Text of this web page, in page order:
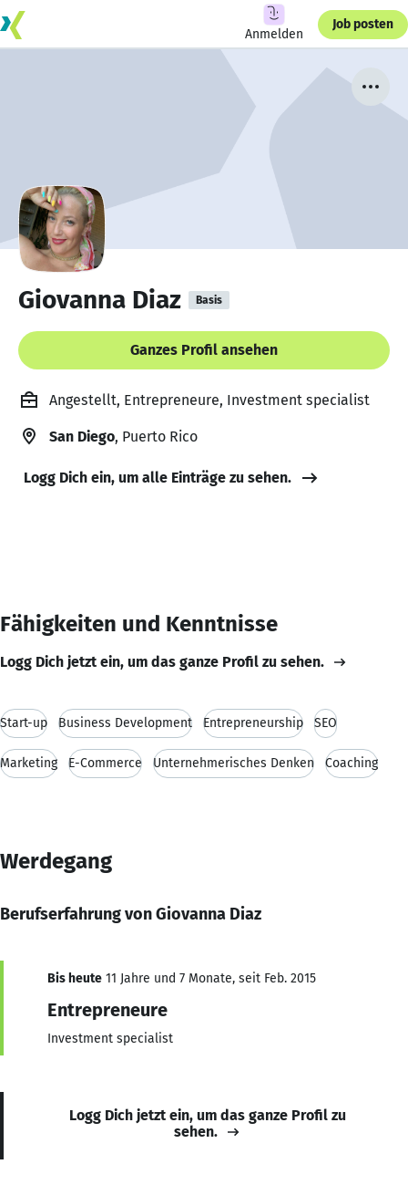
Anmelden
Job posten
Giovanna Diaz Basis
Ganzes Profil ansehen
Angestellt, Entrepreneure, Investment specialist
San Diego, Puerto Rico
Logg Dich ein, um alle Einträge zu sehen.
Fähigkeiten und Kenntnisse
Logg Dich jetzt ein, um das ganze Profil zu sehen.
Start-up Business Development Entrepreneurship SEO
Marketing E-Commerce Unternehmerisches Denken Coaching
Werdegang
Berufserfahrung von Giovanna Diaz
Bis heute 11 Jahre und 7 Monate, seit Feb. 2015
Entrepreneure
Investment specialist
Logg Dich jetzt ein, um das ganze Profil zu
sehen.